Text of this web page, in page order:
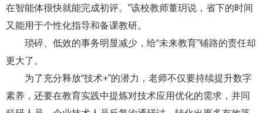
在智能体很快就能完成初评。”该校教师董玥说，省下的时间
又能用于个性化指导和备课教研。
琐碎、低效的事务明显减少，给“未来教育”铺路的责任却
更大了。
为了充分释放“技术+”的潜力，老师不仅要持续提升数字
素养，还要在教育实践中提炼对技术应用优化的需求，并同